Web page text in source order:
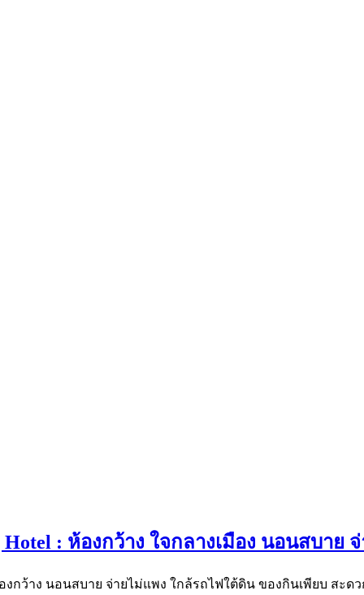
: ห้องกว้าง ใจกลางเมือง นอนสบาย
งกว้าง นอนสบาย จ่ายไม่แพง ใกล้รถไฟใต้ดิน ของกินเพียบ สะ